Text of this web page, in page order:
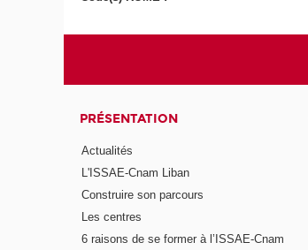
PRÉSENTATION
Actualités
L'ISSAE-Cnam Liban
Construire son parcours
Les centres
6 raisons de se former à l’ISSAE-Cnam